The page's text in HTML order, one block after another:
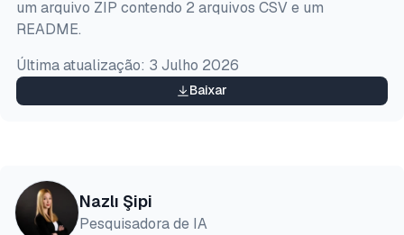
  year   = {2026},
  month  = may,
  note   = {AIMultiple. Acessado em 19 Maio 2026}
}
um arquivo ZIP contendo 2 arquivos CSV e um
README.
Última atualização: 3 Julho 2026
Baixar
Nazlı Şipi
Pesquisadora de IA